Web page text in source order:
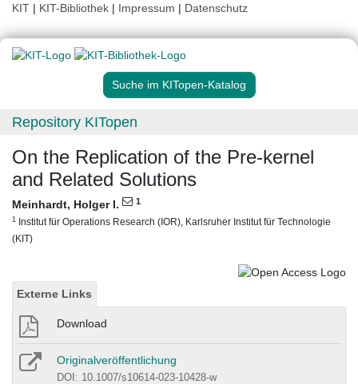
KIT | KIT-Bibliothek | Impressum | Datenschutz
Suche im KITopen-Katalog
Repository KITopen
On the Replication of the Pre-kernel
and Related Solutions
Meinhardt, Holger I. 1
1 Institut für Operations Research (IOR), Karlsruher Institut für Technologie
(KIT)
Externe Links
Download
Originalveröffentlichung
DOI: 10.1007/s10614-023-10428-w